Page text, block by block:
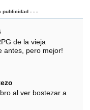
publicidad - - -
de la vieja
antes, pero mejor!
al ver bostezar a